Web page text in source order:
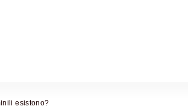
esistono?